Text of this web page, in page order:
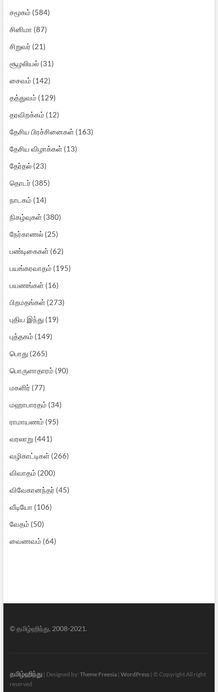
சமூகம் (584)
சினிமா (87)
சிறுவர் (21)
சூழலியல்(31)
சைவம் (142)
தத்துவம் (129)
தரவிறக்கம் (12)
தேசிய பிரச்சினைகள்(163)
தேசிய விழாக்கள்(13)
தேர்தல்(23)
தொடர் (385)
நாடகம் (14)
நிகழ்வுகள்(380)
நேர்காணல்(25)
பண்டிகைகள்(62)
பயங்கரவாதம் (195)
பயணங்கள்(16)
பிறமதங்கள்(273)
புதிய இந்து (19)
புத்தகம் (149)
பொது (265)
பொருளாதாரம் (90)
மகளிர் (77)
மஹாபாரதம் (34)
ராமாயணம் (95)
வரலாறு(441)
வழிகாட்டிகள்(266)
விவாதம் (200)
விவேகானந்தர் (45)
வீடியோ (106)
வேதம் (50)
வைணவம் (64)
© தமிழ்ஹிந்து, 2008-2021.
தமிழ்ஹிந்து| Designed by: Theme Freesia| WordPress| © Copyright All right
reserved